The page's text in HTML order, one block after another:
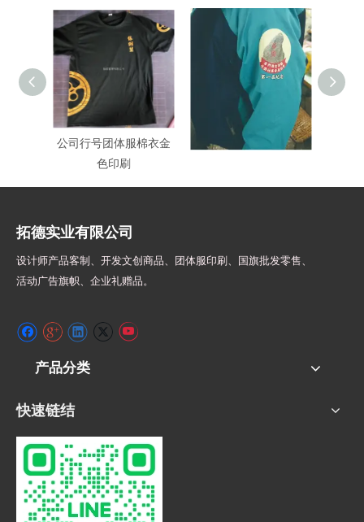
公司行号团体服棉衣金
色印刷
背心防风外套印刷
拓德实业有限公司
设计师产品客制、开发文创商品、团体服印刷、
国旗批发零售、
活动广告旗帜、 企业礼赠品。
产品分类
快速链结